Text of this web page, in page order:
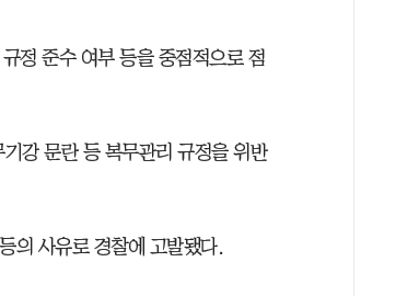
정 준수 여부 등을 중점적으로 점
강 문란 등 복무관리 규정을 위반
의 사유로 경찰에 고발됐다.